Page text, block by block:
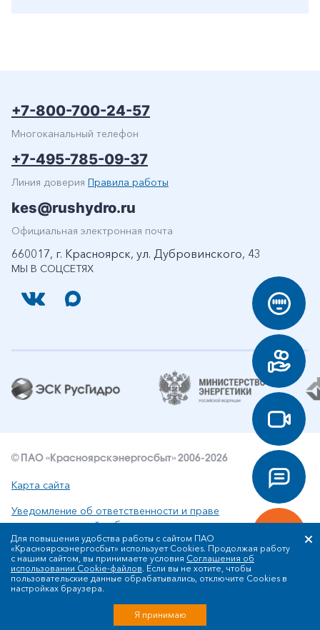
МЫ В СОЦСЕТЯХ
+7-800-700-24-57
Многоканальный телефон
+7-495-785-09-37
Линия доверия Правила работы
kes@rushydro.ru
Официальная электронная почта
660017, г. Красноярск, ул. Дубровинского, 43
© ПАО «Красноярскэнергосбыт» 2006-2026
Карта сайта
Уведомление об ответственности и праве
интеллектуальной собственности
Политика ПАО «Красноярскэнергосбыт» в отношении
обработки персональных данных
Для повышения удобства работы с сайтом ПАО
«Красноярскэнергосбыт» использует Cookies. Продолжая работу
с нашим сайтом, вы принимаете условия Соглашения об
использовании Cookie-файлов. Если вы не хотите, чтобы
пользовательские данные обрабатывались, отключите Cookies в
настройках браузера.
Я принимаю